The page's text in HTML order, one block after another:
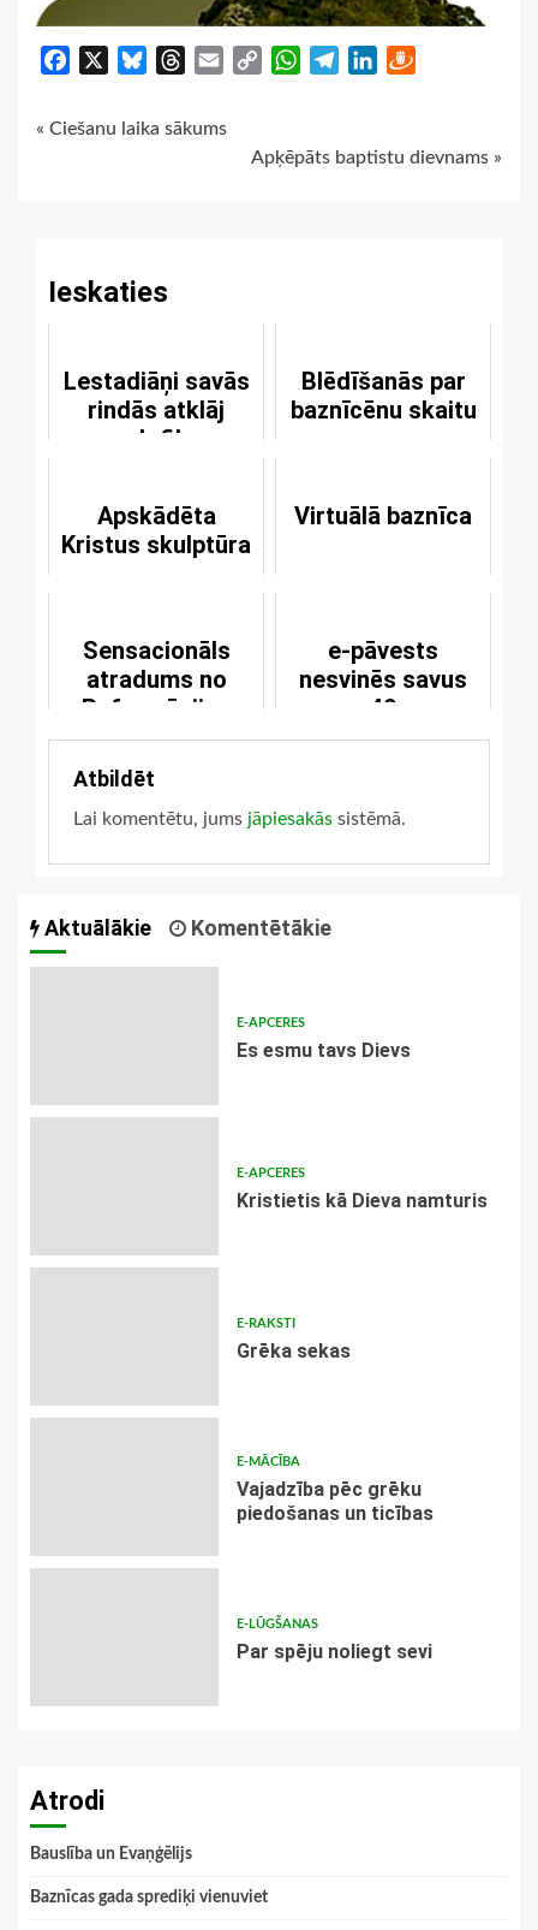
Facebook BlueskyThreads
Email
Copy
WhatsApp
TelegramLinkedIn
Continue
« Ciešanu laika sākums
Apķēpāts baptistu dievnams »
Ieskaties
Lestadiāņi savās
rindās atklāj
pedofilus
Blēdīšanās par
baznīcēnu skaitu
Apskādēta
Kristus skulptūra
Virtuālā baznīca
Sensacionāls
atradums no
Reformācijas
sākuma laika
e-pāvests
nesvinēs savus
40
Atbildēt
Lai komentētu, jums jāpiesakās sistēmā.
Aktuālākie Komentētākie
E-APCERES
Es esmu tavs Dievs
E-APCERES
Kristietis kā Dieva namturis
E-RAKSTI
Grēka sekas
E-MĀCĪBA
Vajadzība pēc grēku
piedošanas un ticības
E-LŪGŠANAS
Par spēju noliegt sevi
Atrodi
Bauslība un Evaņģēlijs
Baznīcas gada sprediķi vienuviet